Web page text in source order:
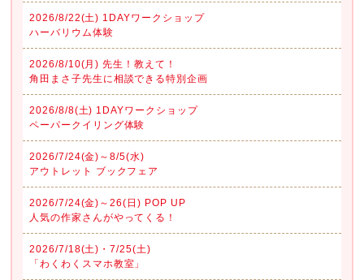
2026/8/22(土) 1DAYワークショップ
ハーバリウム体験
2026/8/10(月) 先生！教えて！
角田まさ子先生に相談できる特別企画
2026/8/8(土) 1DAYワークショップ
ペーパークイリング体験
2026/7/24(金)～8/5(水)
アウトレット ブックフェア
2026/7/24(金)～26(日) POP UP
人気の作家さんがやってくる！
2026/7/18(土)・7/25(土)
「わくわくスマホ教室」